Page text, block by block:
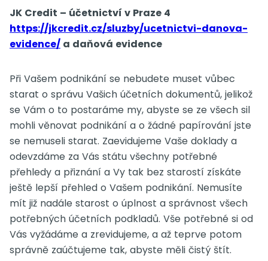
JK Credit – účetnictví v Praze 4
https://jkcredit.cz/sluzby/ucetnictvi-danova-
evidence/ a daňová evidence
Při Vašem podnikání se nebudete muset vůbec
starat o správu Vašich účetních dokumentů, jelikož
se Vám o to postaráme my, abyste se ze všech sil
mohli věnovat podnikání a o žádné papírování jste
se nemuseli starat. Zaevidujeme Vaše doklady a
odevzdáme za Vás státu všechny potřebné
přehledy a přiznání a Vy tak bez starostí získáte
ještě lepší přehled o Vašem podnikání. Nemusíte
mít již nadále starost o úplnost a správnost všech
potřebných účetních podkladů. Vše potřebné si od
Vás vyžádáme a zrevidujeme, a až teprve potom
správně zaúčtujeme tak, abyste měli čistý štít.